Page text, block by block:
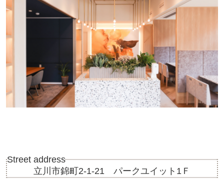
Street address
立川市錦町2-1-21 パークユイット1Ｆ